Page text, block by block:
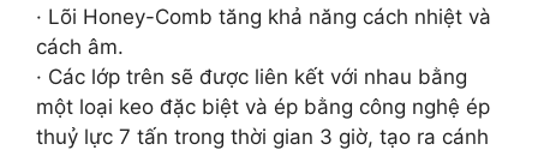
· Lõi Honey-Comb tăng khả năng cách nhiệt và
cách âm.
· Các lớp trên sẽ được liên kết với nhau bằng
một loại keo đặc biệt và ép bằng công nghệ ép
thuỷ lực 7 tấn trong thời gian 3 giờ, tạo ra cánh